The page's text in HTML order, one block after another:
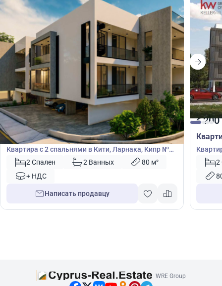
€200 000
Квартира
Квартира с 2 спальнями в Кити, Ларнака, Кипр №
481692 Спален 2 Ванных
80 м²
+ НДС
Написать продавцу
€200
2
WRE Group